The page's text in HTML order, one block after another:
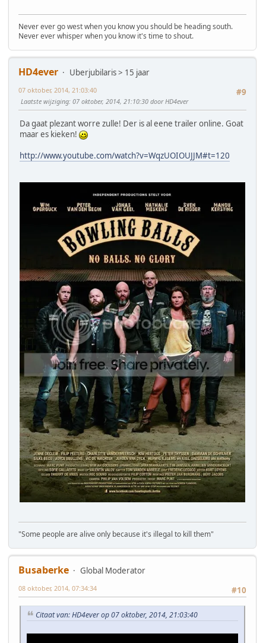
Never ever go west when you know you should be heading south.
Never ever whisper when you know it's time to shout.
HD4ever
Uberjubilaris > 15 jaar
#9
07 oktober, 2014, 21:03:40
Laatste wijziging: 07 oktober, 2014, 21:10:30 door HD4ever
Da gaat plezant worre zulle! Der is al eene trailer online. Goat
maar es kieken!
http://www.youtube.com/watch?v=WqzUOIOUJJM#t=120
"Some people are alive only because it's illegal to kill them"
Busaberke
Global Moderator
#10
08 oktober, 2014, 07:34:34
Citaat van: HD4ever op 07 oktober, 2014, 21:03:40